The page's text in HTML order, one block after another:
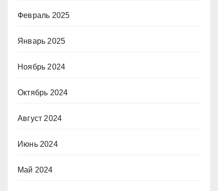
Февраль 2025
Январь 2025
Ноябрь 2024
Октябрь 2024
Август 2024
Июнь 2024
Май 2024